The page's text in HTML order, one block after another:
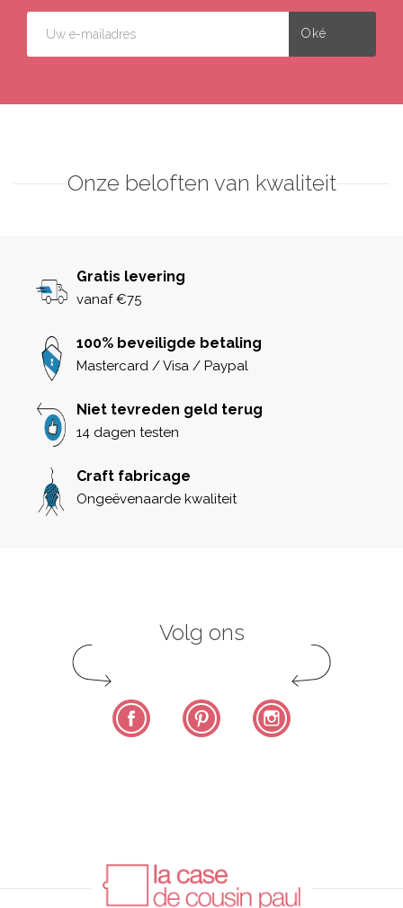
Onze beloften van kwaliteit
Gratis levering
vanaf €75
100% beveiligde betaling
Mastercard / Visa / Paypal
Niet tevreden geld terug
14 dagen testen
Craft fabricage
Ongeëvenaarde kwaliteit
Volg ons
Facebook Pinterest